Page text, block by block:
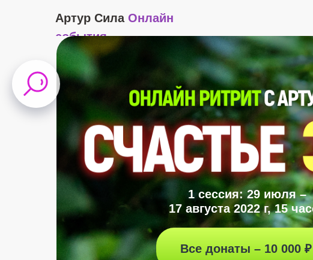
Артур Сила Онлайн
события
1 сессия: 29 июля –
17 августа 2022 г, 15
Все донаты – 10 000 ₽